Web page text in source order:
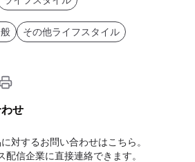
その他ライフスタイル
せ
対するお問い合わせはこちら。
配信企業に直接連絡できます。